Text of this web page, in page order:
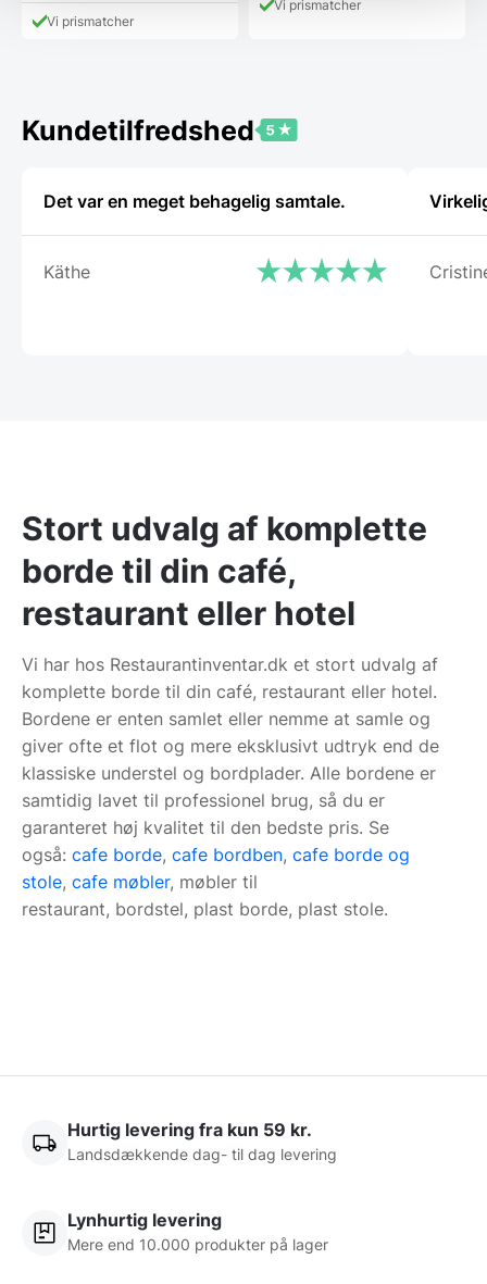
Vi prismatcher
Vi prismatcher
Kundetilfredshed
Det var en meget behagelig samtale.
Käthe
Stort udvalg af komplette
borde til din café,
restaurant eller hotel
Vi har hos Restaurantinventar.dk et stort udvalg af
komplette borde til din café, restaurant eller hotel.
Bordene er enten samlet eller nemme at samle og
giver ofte et flot og mere eksklusivt udtryk end de
klassiske understel og bordplader. Alle bordene er
samtidig lavet til professionel brug, så du er
garanteret høj kvalitet til den bedste pris. Se
også: cafe borde, cafe bordben, cafe borde og
stole, cafe møbler, møbler til
restaurant, bordstel, plast borde, plast stole.
Hurtig levering fra kun 59 kr.
Landsdækkende dag- til dag levering
Lynhurtig levering
Mere end 10.000 produkter på lager